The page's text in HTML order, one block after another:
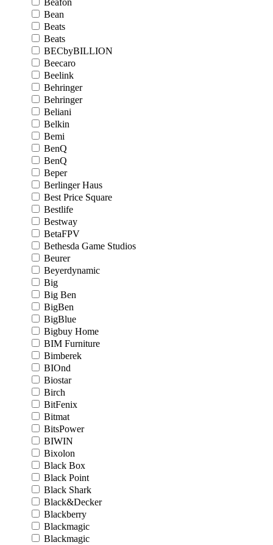
Beafon
Bean
Beats
Beats
BECbyBILLION
Beecaro
Beelink
Behringer
Behringer
Beliani
Belkin
Bemi
BenQ
BenQ
Beper
Berlinger Haus
Best Price Square
Bestlife
Bestway
BetaFPV
Bethesda Game Studios
Beurer
Beyerdynamic
Big
Big Ben
BigBen
BigBlue
Bigbuy Home
BIM Furniture
Bimberek
BIOnd
Biostar
Birch
BitFenix
Bitmat
BitsPower
BIWIN
Bixolon
Black Box
Black Point
Black Shark
Black&Decker
Blackberry
Blackmagic
Blackmagic